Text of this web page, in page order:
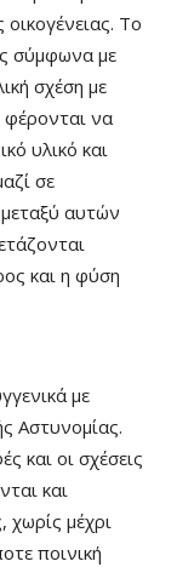
Το
σύμφωνα με
σχέση με
φέρονται να
υλικό και
σε
μεταξύ αυτών
και η φύση
με
Αστυνομίας.
και οι σχέσεις
και
χωρίς μέχρι
ποινική